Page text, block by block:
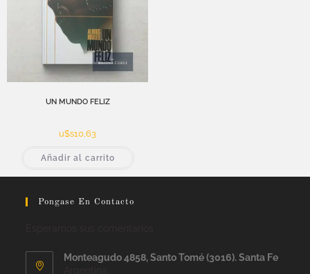
UN MUNDO FELIZ
u$s10,63
Añadir al carrito
Pongase En Contacto
Monteagudo 4858, Santo Tomé (3016). Santa Fe